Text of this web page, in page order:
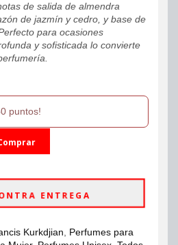
de salida de almendra
de jazmín y cedro, y base de
para ocasiones
y sofisticada lo convierte
puntos!
ENTREGA
Kurkdjian, Perfumes para